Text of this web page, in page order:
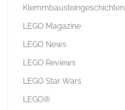
Klemmbausteingeschichten
LEGO Magazine
LEGO News
LEGO Reviews
LEGO Star Wars
LEGO®